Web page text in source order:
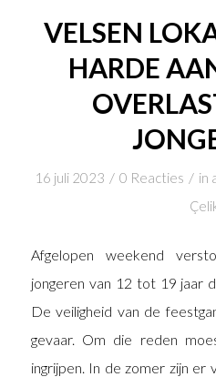
VELSEN
HARDE
16 juli 2023 / 0 Reacties / in
Afgelopen weekend
jongeren van 12 tot 19 jaar
De veiligheid van de
gevaar. Om die reden
ingrijpen. In de zomer zijn er